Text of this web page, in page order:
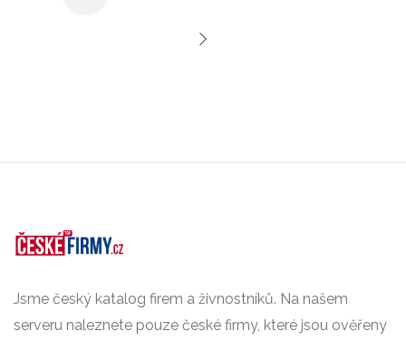
Jsme český katalog firem a živnostníků. Na našem
serveru naleznete pouze české firmy, které jsou ověřeny